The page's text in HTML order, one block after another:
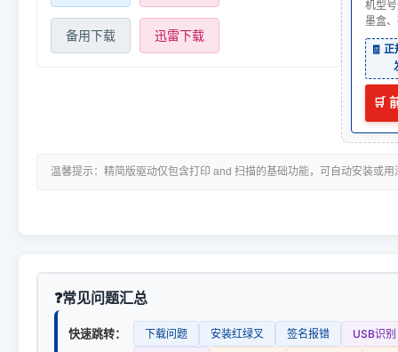
备用下载 迅雷下载
机型
墨盒
🧾
🛒
温馨提示：精简版驱动仅包含打印 and 扫描的基础功能，可自动安装或
常见问题汇总
快速跳转： 下载问题 安装红绿叉 签名报错
USB识别